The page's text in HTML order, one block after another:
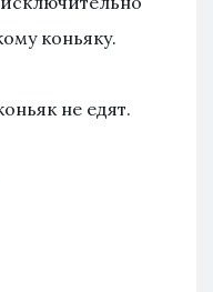
коньяку.
не едят.